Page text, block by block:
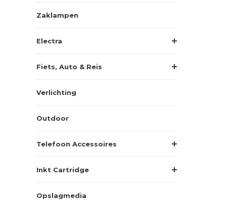
Zaklampen
Electra
Fiets, Auto & Reis
Verlichting
Outdoor
Telefoon Accessoires
Inkt Cartridge
Opslagmedia